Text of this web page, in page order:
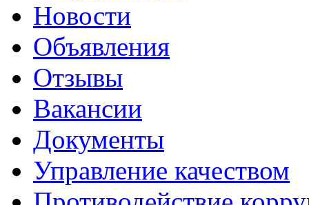
Новости
Объявления
Отзывы
Вакансии
Документы
Управление качеством